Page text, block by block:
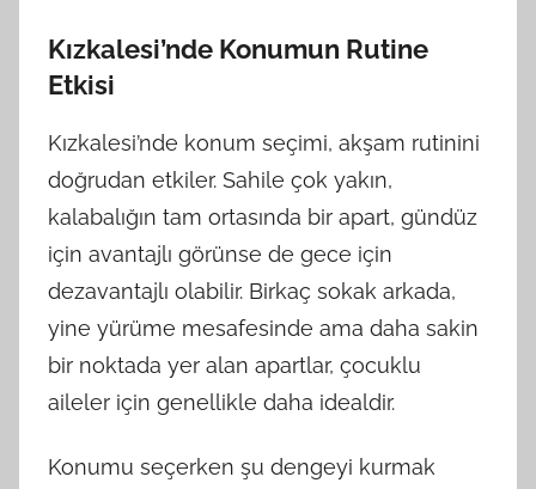
Kızkalesi’nde Konumun Rutine
Etkisi
Kızkalesi’nde konum seçimi, akşam rutinini
doğrudan etkiler. Sahile çok yakın,
kalabalığın tam ortasında bir apart, gündüz
için avantajlı görünse de gece için
dezavantajlı olabilir. Birkaç sokak arkada,
yine yürüme mesafesinde ama daha sakin
bir noktada yer alan apartlar, çocuklu
aileler için genellikle daha idealdir.
Konumu seçerken şu dengeyi kurmak